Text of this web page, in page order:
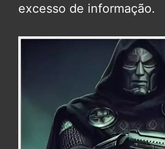
excesso de informação.